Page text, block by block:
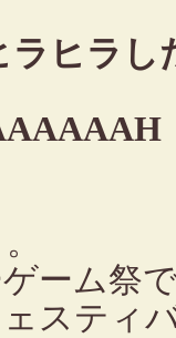
ラヒラ
ーム祭
スティ